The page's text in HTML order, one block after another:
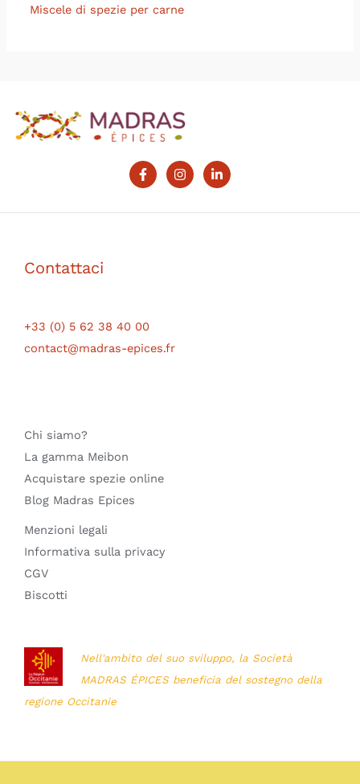
Miscele di spezie per carne
Contattaci
+33 (0) 5 62 38 40 00
contact@madras-epices.fr
Chi siamo?
La gamma Meibon
Acquistare spezie online
Blog Madras Epices
Menzioni legali
Informativa sulla privacy
CGV
Biscotti
Nell'ambito del suo sviluppo, la Società
MADRAS ÉPICES beneficia del sostegno della
regione Occitanie